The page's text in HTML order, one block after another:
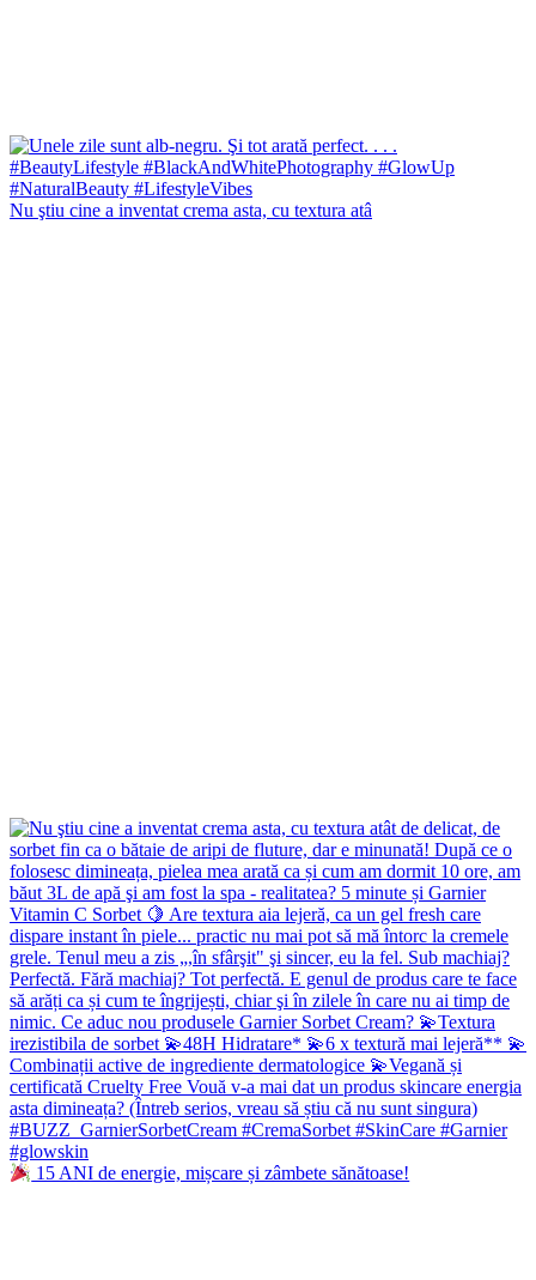
Nu ştiu cine a inventat crema asta, cu textura atâ
15 ANI de energie, mișcare și zâmbete sănătoase!